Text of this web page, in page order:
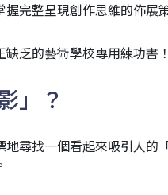
完整呈現創作思維的佈展
乏的藝術學校專用練功書！
」？
地尋找一個看起來吸引人的